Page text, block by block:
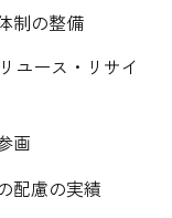
制の整備
ユース・リサイ
画
配慮の実績